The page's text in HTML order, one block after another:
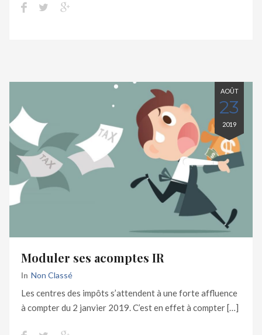
AOÛT
23
2019
Moduler ses acomptes IR
In Non Classé
Les centres des impôts s’attendent à une forte affluence
à compter du 2 janvier 2019. C’est en effet à compter […]